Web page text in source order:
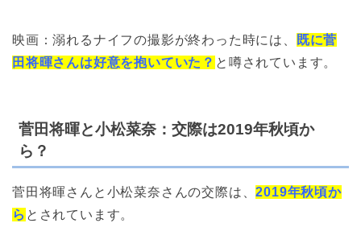
映画：溺れるナイフの撮影が終わった時には、 既に菅
田将暉さんは好意を抱いていた？ と噂されています。
菅田将暉と小松菜奈：交際は2019年秋頃か
ら？
菅田将暉さんと小松菜奈さんの交際は、2019年秋頃か
ら とされています。